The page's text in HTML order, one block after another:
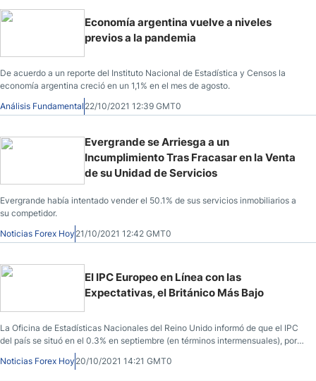
Economía argentina vuelve a niveles
previos a la pandemia
De acuerdo a un reporte del Instituto Nacional de Estadística y Censos la
economía argentina creció en un 1,1% en el mes de agosto.
Análisis Fundamental 22/10/2021 12:39 GMT0
Evergrande se Arriesga a un
Incumplimiento Tras Fracasar en la Venta
de su Unidad de Servicios
Evergrande había intentado vender el 50.1% de sus servicios inmobiliarios a
su competidor.
Noticias Forex Hoy 21/10/2021 12:42 GMT0
El IPC Europeo en Línea con las
Expectativas, el Británico Más Bajo
La Oficina de Estadísticas Nacionales del Reino Unido informó de que el IPC
del país se situó en el 0.3% en septiembre (en términos intermensuales), por
debajo de las expectativas del 0.4% y del 0.7% de agosto.
Noticias Forex Hoy 20/10/2021 14:21 GMT0